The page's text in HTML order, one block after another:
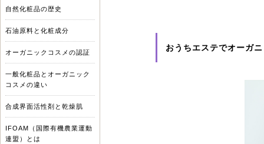
おうちエステでオーガ
自然化粧品の歴史
石油原料と化粧成分
オーガニックコスメの認証
一般化粧品とオーガニック
コスメの違い
合成界面活性剤と乾燥肌
IFOAM（国際有機農業運動
連盟）とは